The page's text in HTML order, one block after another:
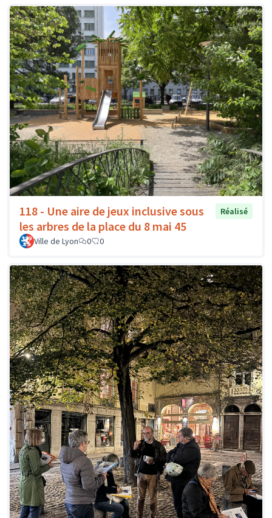
118 - Une aire de jeux inclusive sous
les arbres de la place du 8 mai 45
Réalisé
Ville de Lyon 0 0